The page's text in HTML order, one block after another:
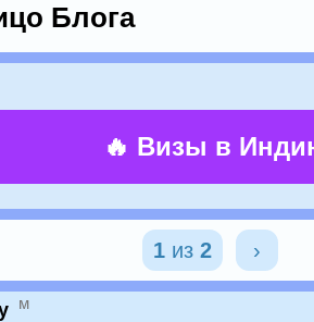
Блога
🔥 Визы в
1из 2 ›
м